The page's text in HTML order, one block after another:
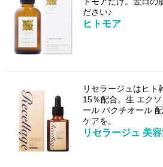
ださい♪
ヒトモア
リセラージュはヒト
15％配合。生 エク
ール バクチオール
ケアを。
リセラージュ 美